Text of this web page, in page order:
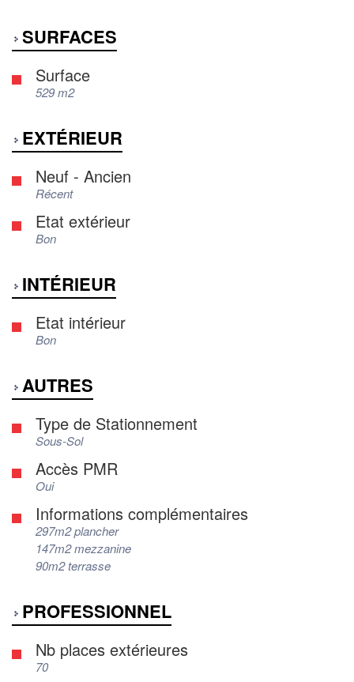
SURFACES
Surface
529 m2
EXTÉRIEUR
Neuf - Ancien
Récent
Etat extérieur
Bon
INTÉRIEUR
Etat intérieur
Bon
AUTRES
Type de Stationnement
Sous-Sol
Accès PMR
Oui
Informations complémentaires
297m2 plancher
147m2 mezzanine
90m2 terrasse
PROFESSIONNEL
Nb places extérieures
70